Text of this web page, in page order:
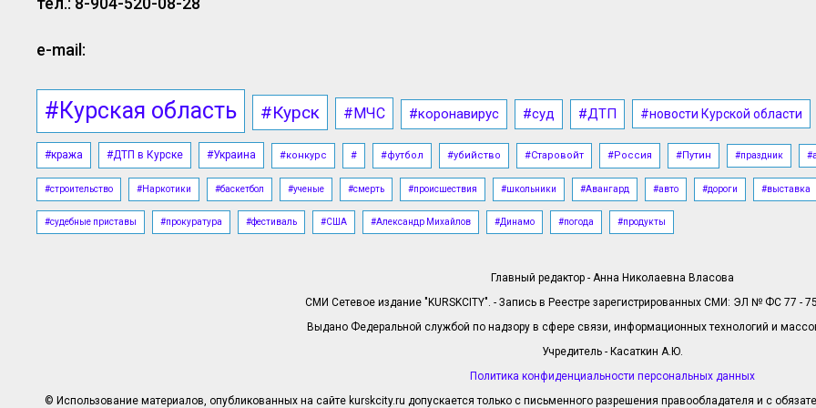
e-mail:
#Курская область #Курск #МЧС #коронавирус #суд #ДТП #новости Курской области
#кража #ДТП в Курске #Украина #конкурс # #футбол #убийство #Старовойт #Россия #Путин #праздник
#строительство #Наркотики #баскетбол #ученые #смерть #происшествия #школьники #Авангард #авто #дороги #выставка
#судебные приставы #прокуратура #фестиваль #США #Александр Михайлов #Динамо #погода #продукты
Главный редактор - Анна Николаевна Власова
СМИ Сетевое издание "KURSKCITY". - Запись в Реестре зарегистрированных СМИ: ЭЛ № ФС 77 -
Выдано Федеральной службой по надзору в сфере связи, информационных технологий и
Учредитель - Касаткин А.Ю.
Политика конфиденциальности персональных данных
© Использование материалов, опубликованных на сайте kurskcity.ru допускается только с письменного разрешения правообладателя и с